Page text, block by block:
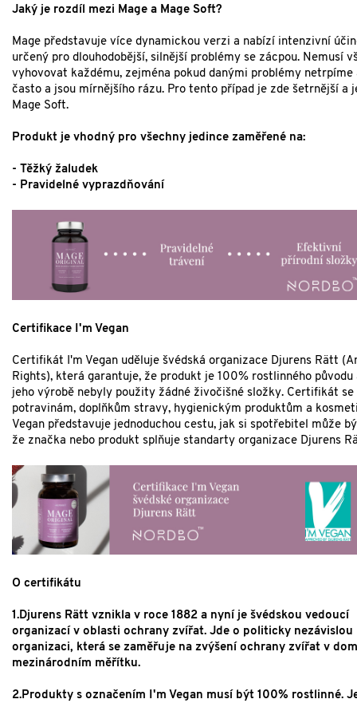
Jaký je rozdíl mezi Mage a Mage Soft?
Mage představuje více dynamickou verzi a nabízí intenzivní
určený pro dlouhodobější, silnější problémy se zácpou. Nemusí
vyhovovat každému, zejména pokud danými problémy netrpíme
často a jsou mírnějšího rázu. Pro tento případ je zde šetrnější a
Mage Soft.
Produkt je vhodný pro všechny jedince zaměřené na:
- Těžký žaludek
- Pravidelné vyprazdňování
Certifikace I'm Vegan
Certifikát I'm Vegan uděluje švédská organizace Djurens Rätt
Rights), která garantuje, že produkt je 100% rostlinného původu
jeho výrobě nebyly použity žádné živočišné složky. Certifikát se
potravinám, doplňkům stravy, hygienickým produktům a
Vegan představuje jednoduchou cestu, jak si spotřebitel může
že značka nebo produkt splňuje standarty organizace Djurens
O certifikátu
1.Djurens Rätt vznikla v roce 1882 a nyní je švédskou vedoucí
organizací v oblasti ochrany zvířat. Jde o politicky nezávislou
organizaci, která se zaměřuje na zvýšení ochrany zvířat v
mezinárodním měřítku.
2.Produkty s označením I'm Vegan musí být 100% rostlinné.